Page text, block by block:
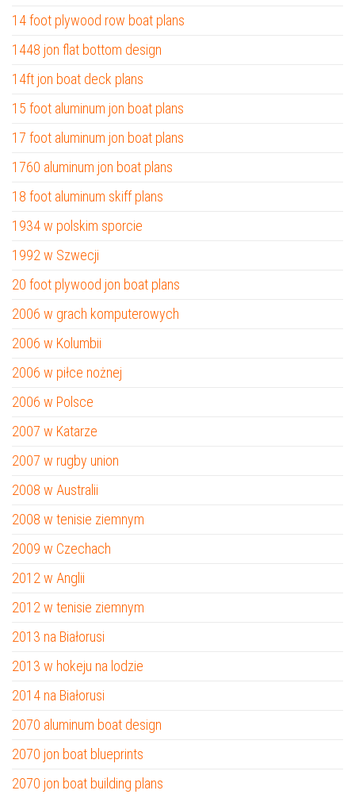
14 foot plywood row boat plans
1448 jon flat bottom design
14ft jon boat deck plans
15 foot aluminum jon boat plans
17 foot aluminum jon boat plans
1760 aluminum jon boat plans
18 foot aluminum skiff plans
1934 w polskim sporcie
1992 w Szwecji
20 foot plywood jon boat plans
2006 w grach komputerowych
2006 w Kolumbii
2006 w piłce nożnej
2006 w Polsce
2007 w Katarze
2007 w rugby union
2008 w Australii
2008 w tenisie ziemnym
2009 w Czechach
2012 w Anglii
2012 w tenisie ziemnym
2013 na Białorusi
2013 w hokeju na lodzie
2014 na Białorusi
2070 aluminum boat design
2070 jon boat blueprints
2070 jon boat building plans